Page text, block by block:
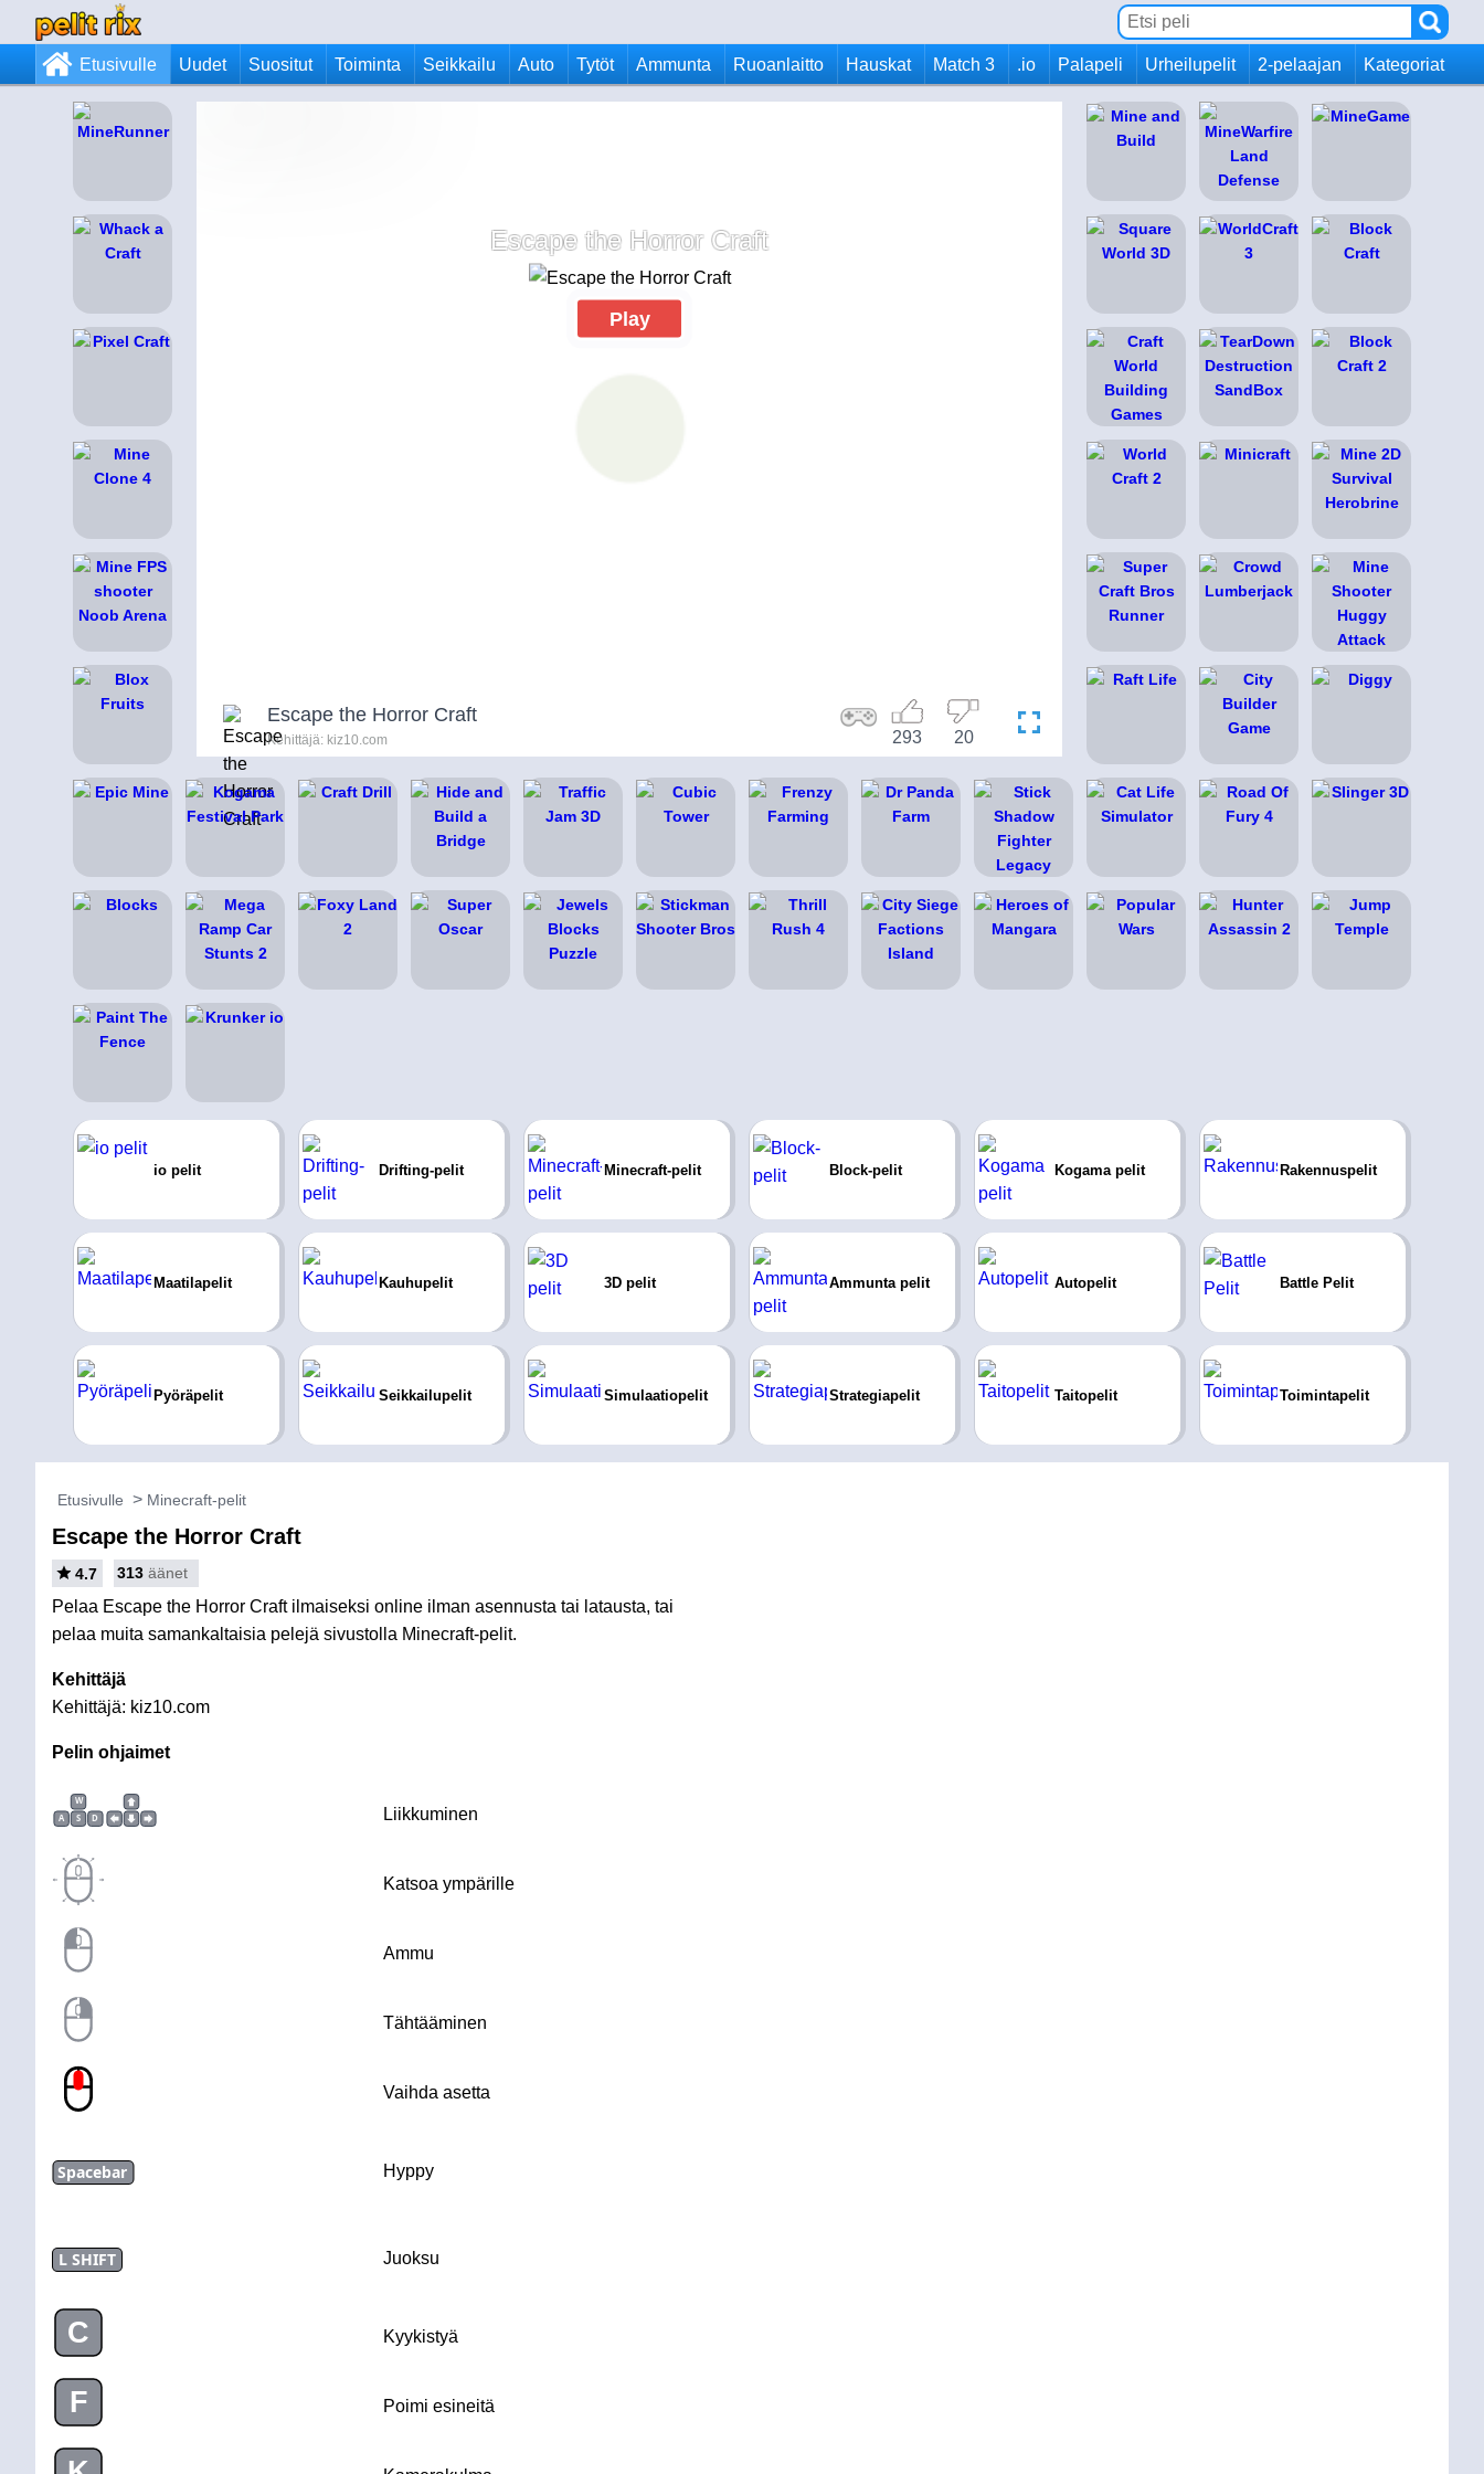
Etusivulle Uudet Suositut Toiminta Seikkailu Auto Tytöt Ammunta Ruoanlaitto Hauskat Match 3 .io Palapeli Urheilupelit 2-pelaajan Kategoriat
Escape the Horror Craft
Play
Escape the Horror Craft
Kehittäjä: kiz10.com 20
293
io pelit Drifting-pelit Minecraft-pelit Block-pelit Kogama pelit Rakennuspelit
Maatilapelit Kauhupelit 3D pelit Ammunta pelit Autopelit Battle Pelit
Pyöräpelit Seikkailupelit Simulaatiopelit Strategiapelit Taitopelit Toimintapelit
Etusivulle Minecraft-pelit
Escape the Horror Craft
4.7 313 äänet
Pelaa Escape the Horror Craft ilmaiseksi online ilman asennusta tai latausta, tai
pelaa muita samankaltaisia pelejä sivustolla Minecraft-pelit.
Kehittäjä
Kehittäjä: kiz10.com
Pelin ohjaimet
W
A
S D Liikkuminen
Katsoa ympärille
Ammu
Tähtääminen
Vaihda asetta
Spacebar Hyppy
L SHIFT Juoksu
C Kyykistyä
F Poimi esineitä